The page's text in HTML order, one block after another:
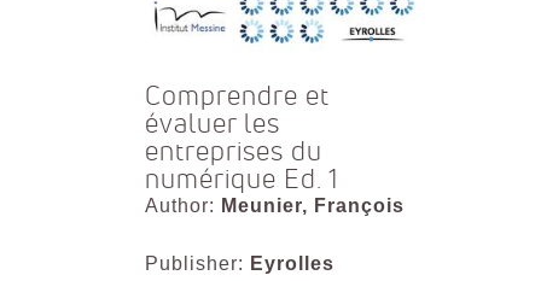
Comprendre et
évaluer les
entreprises du
numérique Ed. 1
Author: Meunier, François
Publisher: Eyrolles